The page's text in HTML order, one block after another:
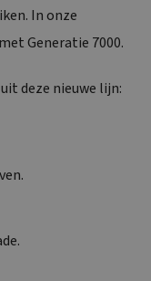
In onze
Generatie 7000.
deze nieuwe lijn: